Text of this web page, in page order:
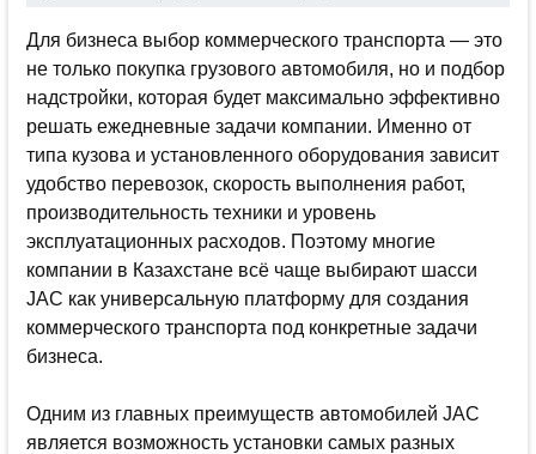
Для бизнеса выбор коммерческого транспорта — это
не только покупка грузового автомобиля, но и подбор
надстройки, которая будет максимально эффективно
решать ежедневные задачи компании. Именно от
типа кузова и установленного оборудования зависит
удобство перевозок, скорость выполнения работ,
производительность техники и уровень
эксплуатационных расходов. Поэтому многие
компании в Казахстане всё чаще выбирают шасси
JAC как универсальную платформу для создания
коммерческого транспорта под конкретные задачи
бизнеса.
Одним из главных преимуществ автомобилей JAC
является возможность установки самых разных